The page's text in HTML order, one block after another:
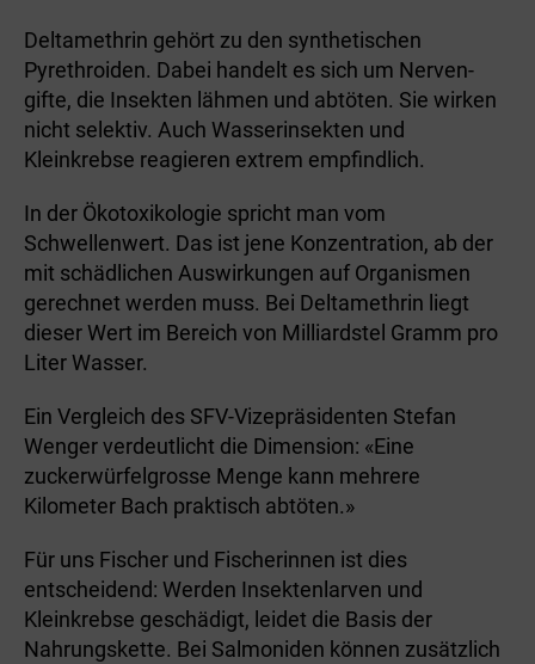
Deltamethrin gehört zu den synthetischen
Pyrethroiden­. Dabei handelt es sich um Nerven­
gifte, die Insekten lähmen und abtöten. Sie wirken
nicht selektiv. Auch Wasserinsekten und
Kleinkrebse reagieren extrem empfindlich.
In der Ökotoxikologie spricht man vom
Schwellenwert. Das ist jene Konzentration, ab der
mit schädlichen Auswirkungen auf Organismen
gerechnet werden muss. Bei Deltamethrin liegt
dieser Wert im Bereich von Milliardstel Gramm pro
Liter Wasser.
Ein Vergleich des SFV-Vizepräsidenten Stefan
Wenger verdeutlicht die Dimension: «Eine
zuckerwürfelgrosse Menge kann mehrere
Kilometer Bach praktisch abtöten.»
Für uns Fischer und Fischerinnen ist dies
entscheidend: Werden Insektenlarven und
Kleinkrebse geschädigt, leidet die Basis der
Nahrungskette. Bei Salmoniden können zusätzlich